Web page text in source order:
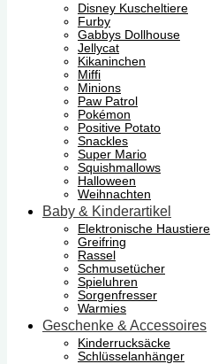
Disney Kuscheltiere
Furby
Gabbys Dollhouse
Jellycat
Kikaninchen
Miffi
Minions
Paw Patrol
Pokémon
Positive Potato
Snackles
Super Mario
Squishmallows
Halloween
Weihnachten
Baby & Kinderartikel
Elektronische Haustiere
Greifring
Rassel
Schmusetücher
Spieluhren
Sorgenfresser
Warmies
Geschenke & Accessoires
Kinderrucksäcke
Schlüsselanhänger